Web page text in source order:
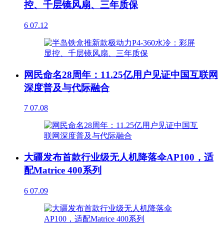
控、千层镜风扇、三年质保
6 07.12
网民命名28周年：11.25亿用户见证中国互联网
深度普及与代际融合
7 07.08
大疆发布首款行业级无人机降落伞AP100，适
配Matrice 400系列
6 07.09